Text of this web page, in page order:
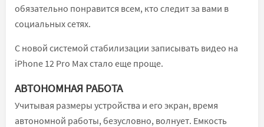
обязательно понравится всем, кто следит за вами в
социальных сетях.
С новой системой стабилизации записывать видео на
iPhone 12 Pro Max стало еще проще.
АВТОНОМНАЯ РАБОТА
Учитывая размеры устройства и его экран, время
автономной работы, безусловно, волнует. Емкость